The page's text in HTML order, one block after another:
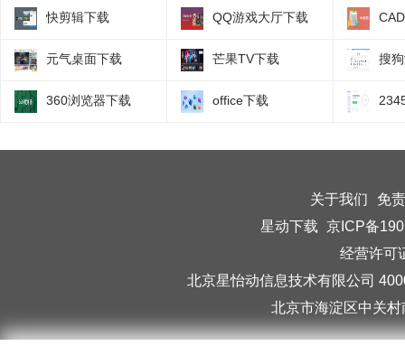
快剪辑下载 QQ游戏大厅下载
元气桌面下载 芒果TV下载 搜
360浏览器下载 office下载
关于我们
免
星动下载 京ICP备
经营许可
北京星怡动信息技术有限公司
北京市海淀区中关